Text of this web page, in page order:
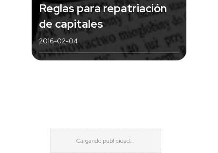
Reglas para repatriación
de capitales
2016-02-04